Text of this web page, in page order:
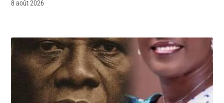
8 août 2026